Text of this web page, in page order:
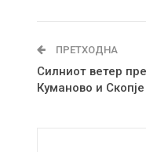
ПРЕТХОДНА
Силниот ветер
Куманово и Скопје